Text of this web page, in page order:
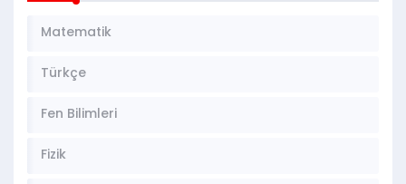
Matematik
Türkçe
Fen Bilimleri
Fizik